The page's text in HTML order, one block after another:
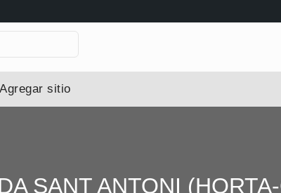
Agregar sitio
SANT ANTONI